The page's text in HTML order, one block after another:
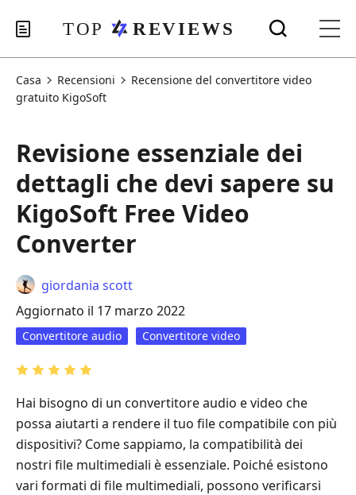
Casa Recensioni
Recensione del convertitore video
gratuito KigoSoft
Revisione essenziale dei
dettagli che devi sapere su
KigoSoft Free Video
Converter
giordania scott
Aggiornato il 17 marzo 2022
Convertitore audio Convertitore video
Hai bisogno di un convertitore audio e video che
possa aiutarti a rendere il tuo file compatibile con più
dispositivi? Come sappiamo, la compatibilità dei
nostri file multimediali è essenziale. Poiché esistono
vari formati di file multimediali, possono verificarsi